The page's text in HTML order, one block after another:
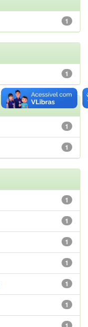
1
1
1
1
1
1
1
1
1
1